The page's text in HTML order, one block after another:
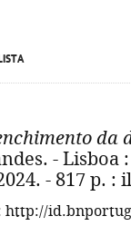
da
- Lisboa
- 817 p. :
http://